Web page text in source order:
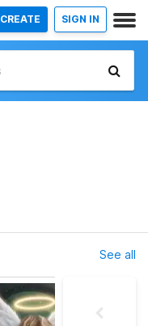
CREATE SIGN IN
See all